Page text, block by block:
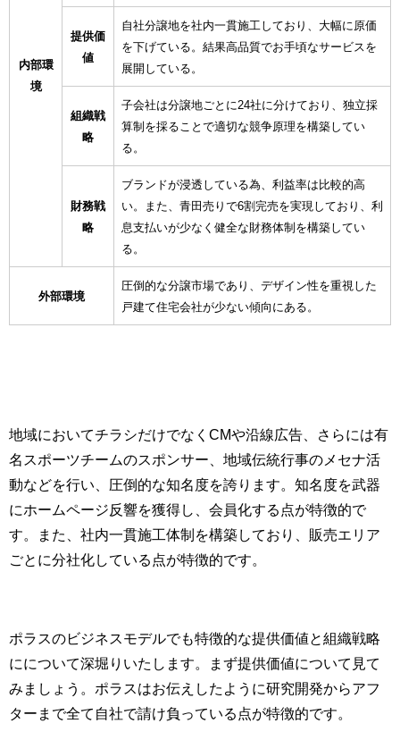
内部環
境
提供価
値
自社分譲地を社内一貫施工しており、大幅に原価
を下げている。 結果高品質でお手頃なサービスを
展開している。
組織戦
略
子会社は分譲地ごとに24社に分けており、独立採
算制を採ることで適切な競争原理を構築してい
る。
財務戦
略
ブランドが浸透している為、利益率は比較的高
い。
また、青田売りで6割完売を実現しており、利
息支払いが少なく健全な財務体制を構築してい
る 。
外部環境
圧倒的な分譲市場であり、デザイン性を重視した
戸建て住宅会社が少ない傾向にある。
地域においてチラシだけでなくCMや沿線広告、さらには有
名スポーツチームのスポンサー、地域伝統行事のメセナ活
動などを行い、圧倒的な知名度を誇ります。知名度を武器
にホームページ反響を獲得し、会員化する点が特徴的で
す。また、社内一貫施工体制を構築しており、販売エリア
ごとに分社化している点が特徴的です。
ポラスのビジネスモデルでも特徴的な提供価値と組織戦略
にについて深堀りいたします。まず提供価値について見て
みましょう。ポラスはお伝えしたように研究開発からアフ
ターまで全て自社で請け負っている点が特徴的です。